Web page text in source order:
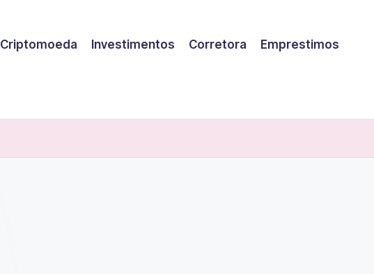
Criptomoeda Investimentos Corretora Emprestimos